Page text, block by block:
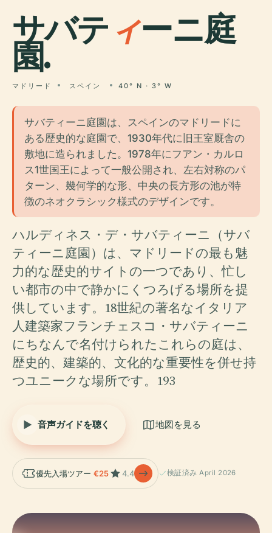
サバテ ィーニ庭
園.
マドリード スペイン 40° N · 3° W
サバティーニ庭園は、スペインのマドリードに
ある歴史的な庭園で、1930年代に旧王室厩舎の
敷地に造られました。1978年にフアン・カルロ
ス1世国王によって一般公開され、左右対称のパ
ターン、幾何学的な形、中央の長方形の池が特
徴のネオクラシック様式のデザインです。
ハルディネス・デ・サバティーニ（サバ
ティーニ庭園）は、マドリードの最も魅
力的な歴史的サイトの一つであり、忙し
い都市の中で静かにくつろげる場所を提
供しています。18世紀の著名なイタリア
人建築家フランチェスコ・サバティーニ
にちなんで名付けられたこれらの庭は、
歴史的、建築的、文化的な重要性を併せ持
つユニークな場所です。193
音声ガイドを聴く 地図を見る
優先入場ツアー €25 4.4 検証済み April 2026